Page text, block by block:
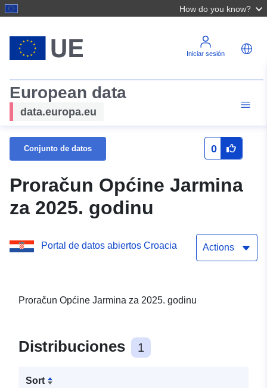
How do you know?
Iniciar sesión
European data
data.europa.eu
Conjunto de datos 0
Proračun Općine Jarmina
za 2025. godinu
Portal de datos abiertos Croacia Actions
Proračun Općine Jarmina za 2025. godinu
Distribuciones 1
Sort